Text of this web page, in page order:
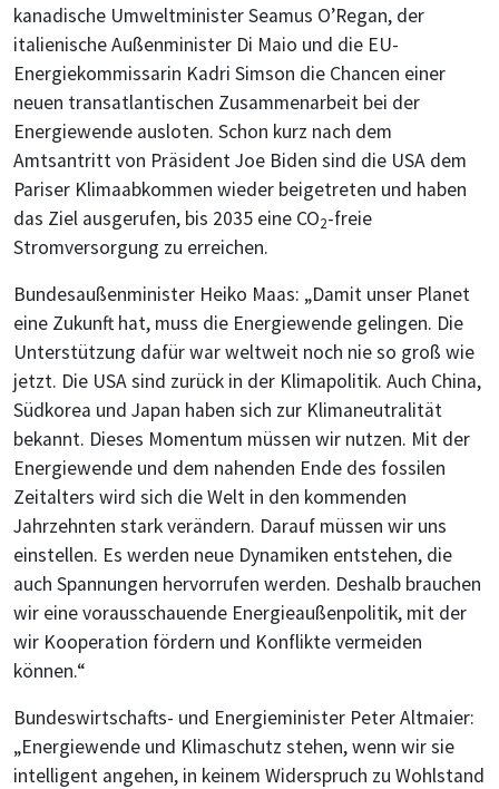
kanadische Umweltminister Seamus O’Regan, der
italienische Außenminister Di Maio und die EU-
Energiekommissarin Kadri Simson die Chancen einer
neuen transatlantischen Zusammenarbeit bei der
Energiewende ausloten. Schon kurz nach dem
Amtsantritt von Präsident Joe Biden sind die USA dem
Pariser Klimaabkommen wieder beigetreten und haben
das Ziel ausgerufen, bis 2035 eine CO2-freie
Stromversorgung zu erreichen.
Bundesaußenminister Heiko Maas: „Damit unser Planet
eine Zukunft hat, muss die Energiewende gelingen. Die
Unterstützung dafür war weltweit noch nie so groß wie
jetzt. Die USA sind zurück in der Klimapolitik. Auch China,
Südkorea und Japan haben sich zur Klimaneutralität
bekannt. Dieses Momentum müssen wir nutzen. Mit der
Energiewende und dem nahenden Ende des fossilen
Zeitalters wird sich die Welt in den kommenden
Jahrzehnten stark verändern. Darauf müssen wir uns
einstellen. Es werden neue Dynamiken entstehen, die
auch Spannungen hervorrufen werden. Deshalb brauchen
wir eine vorausschauende Energieaußenpolitik, mit der
wir Kooperation fördern und Konflikte vermeiden
können.“
Bundeswirtschafts- und Energieminister Peter Altmaier:
„Energiewende und Klimaschutz stehen, wenn wir sie
intelligent angehen, in keinem Widerspruch zu Wohlstand